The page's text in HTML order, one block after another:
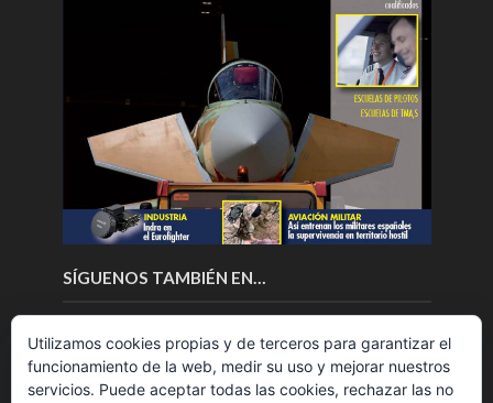
SÍGUENOS TAMBIÉN EN…
Utilizamos cookies propias y de terceros para garantizar el
funcionamiento de la web, medir su uso y mejorar nuestros
servicios. Puede aceptar todas las cookies, rechazar las no